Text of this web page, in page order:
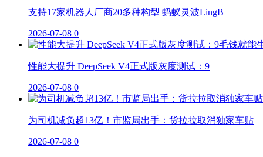
支持17家机器人厂商20多种构型 蚂蚁灵波LingB
2026-07-08 0
性能大提升 DeepSeek V4正式版灰度测试：9
2026-07-08 0
为司机减负超13亿！市监局出手：货拉拉取消独家车贴
2026-07-08 0